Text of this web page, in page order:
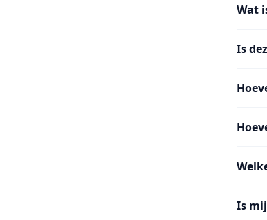
Wat
Is
Is